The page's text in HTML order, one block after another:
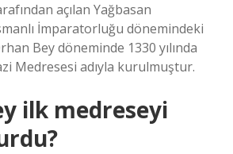
açılan Yağbasan
İmparatorluğu dönemindeki
Bey döneminde 1330 yılında
Medresesi adıyla kurulmuştur.
ilk medreseyi